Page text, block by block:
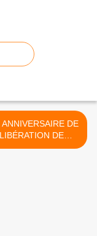
DE
DE
PARIS... >